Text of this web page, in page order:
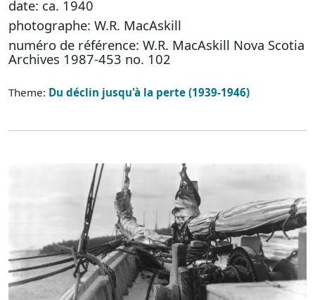
date: ca. 1940
photographe: W.R. MacAskill
numéro de référence: W.R. MacAskill Nova Scotia
Archives 1987-453 no. 102
Theme: Du déclin jusqu'à la perte (1939-1946)